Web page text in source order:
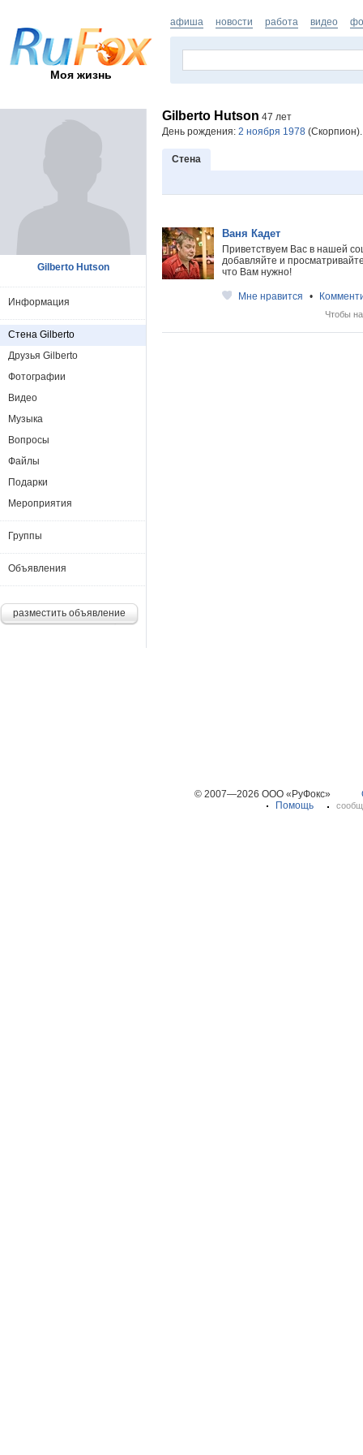
Моя жизнь
афиша новости работа видео
Gilberto Hutson 47 лет
День рождения: 2 ноября 1978
Стена
Ваня Кадет
Приветствуем Вас в нашей
добавляйте и
что Вам нужно!
Мне нравится •
Чтобы
Gilberto Hutson
Информация
Стена Gilberto
Друзья Gilberto
Фотографии
Видео
Музыка
Вопросы
Файлы
Подарки
Мероприятия
Группы
Объявления
разместить объявление
© 2007—2026 ООО «РуФокс»
Помощь